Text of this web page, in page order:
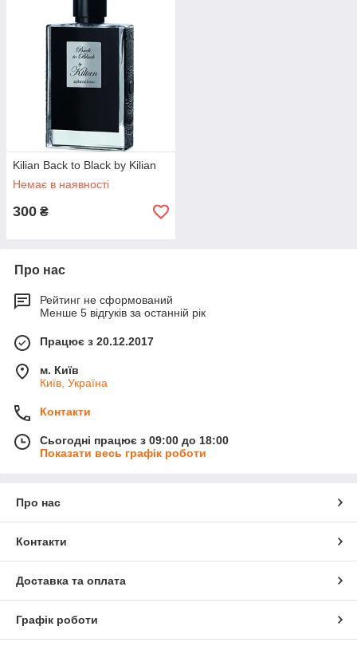
Kilian Back to Black by Kilian
Немає в наявності
300 ₴
Про нас
Рейтинг не сформований
Менше 5 відгуків за останній рік
Працює з 20.12.2017
м. Київ
Київ, Україна
Контакти
Сьогодні працює з 09:00 до 18:00
Показати весь графік роботи
Про нас
Контакти
Доставка та оплата
Графік роботи